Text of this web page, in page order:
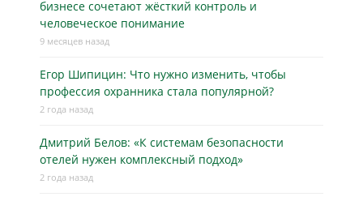
бизнесe сочетают жёсткий контроль и
человеческое понимание
9 месяцев назад
Егор Шипицин: Что нужно изменить, чтобы
профессия охранника стала популярной?
2 года назад
Дмитрий Белов: «К системам безопасности
отелей нужен комплексный подход»
2 года назад